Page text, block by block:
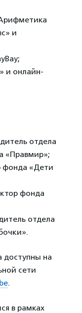
и
и онлайн-
отдела
«Правмир»;
фонда «Дети
фонда
отдела
доступны на
сети
.
в рамках